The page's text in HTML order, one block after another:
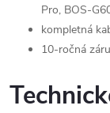
Pro, BOS-
kompletná
10-ročná